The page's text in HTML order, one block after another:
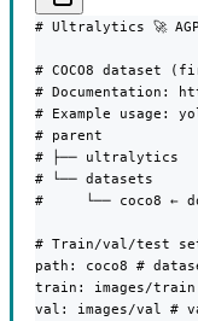
# Ultralytics 🚀
# COCO8 dataset
# Documentation:
# Example usage:
# parent
# ├── ultralytics
# └── datasets
#     └── coco8 ←
# Train/val/test
path: coco8 #
train: images/
val: images/val #